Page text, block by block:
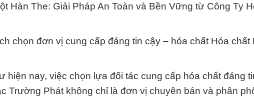
Hàn The: Giải Pháp An Toàn và Bền Vững từ Công Ty
chọn đơn vị cung cấp đáng tin cậy – hóa chất Hóa chất
hiện nay, việc chọn lựa đối tác cung cấp hóa chất đáng
Trường Phát không chỉ là đơn vị chuyên bán và phân